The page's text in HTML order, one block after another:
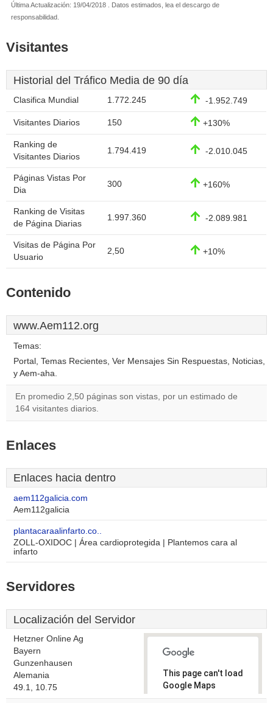
Última Actualización: 19/04/2018 . Datos estimados, lea el descargo de
responsabilidad.
Visitantes
Historial del Tráfico Media de 90 día
Clasifica Mundial 1.772.245 -1.952.749
Visitantes Diarios 150 +130%
Ranking de
Visitantes Diarios
1.794.419 -2.010.045
Páginas Vistas Por
Dia
300 +160%
Ranking de Visitas
de Página Diarias
1.997.360 -2.089.981
Visitas de Página Por
Usuario
2,50 +10%
Contenido
www.Aem112.org
Temas:
Portal, Temas Recientes, Ver Mensajes Sin Respuestas, Noticias,
y Aem-aha.
En promedio 2,50 páginas son vistas, por un estimado de
164 visitantes diarios.
Enlaces
Enlaces hacia dentro
aem112galicia.com
Aem112galicia
plantacaraalinfarto.co..
ZOLL-OXIDOC | Área cardioprotegida | Plantemos cara al
infarto
Servidores
Localización del Servidor
Hetzner Online Ag
Bayern
Gunzenhausen
Alemania
49.1, 10.75
This page can't load
Google Maps
correctly.